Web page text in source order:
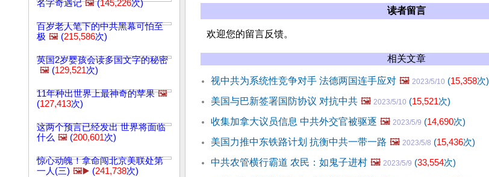
名字奇遇记 🖼️(145,226次)
百岁老人笔下的中共黑幕可怕至
极 🖼️ (215,586次)
英国2岁婴孩会读多国文字的秘密
🖼️ (129,521次)
11年种出世界上最神奇的苹果 🖼️
(127,413次)
这两个预言已经发出 世界将面临
什么 🖼️ (200,601次)
惊心动魄！拿命闯北京美联处第
一人(三) 🖼️▶️ (241,738次)
读者留言
欢迎您的留言反馈。
相关文章
视中共为系统性竞争对手 法德两国连手应对 🖼️ 2023/5/10 (15,358次)
美国与巴新签署国防协议 对抗中共 🖼️ 2023/5/10 (15,521次)
收集加拿大议员信息 中共外交官被驱逐 🖼️ 2023/5/9 (14,690次)
美国力推中东铁路计划 抗衡中共一带一路 🖼️ 2023/5/8 (15,436次)
中共农管横行霸道 农民：如鬼子进村 🖼️ 2023/5/9 (33,554次)